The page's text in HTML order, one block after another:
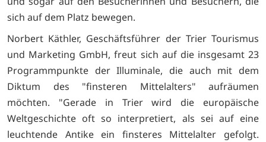
sich auf dem Platz bewegen.
Norbert Käthler, Geschäftsführer der Trier Tourismus
und Marketing GmbH, freut sich auf die insgesamt 23
Programmpunkte der Illuminale, die auch mit dem
Diktum des "finsteren Mittelalters" aufräumen
möchten. "Gerade in Trier wird die europäische
Weltgeschichte oft so interpretiert, als sei auf eine
leuchtende Antike ein finsteres Mittelalter gefolgt.